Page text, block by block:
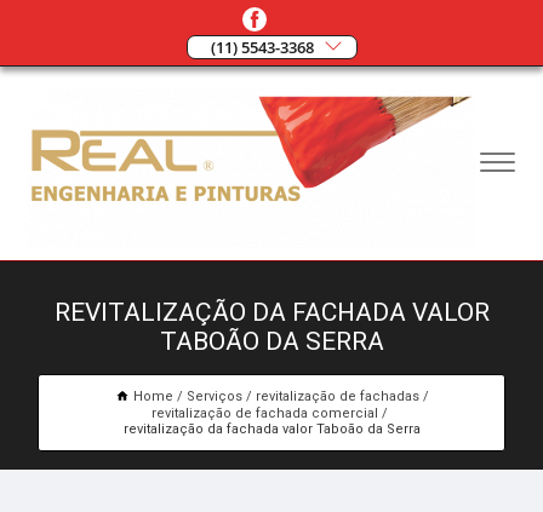
(11) 5543-3368
REVITALIZAÇÃO DA FACHADA VALOR
TABOÃO DA SERRA
Home Serviços
revitalização de fachadas
revitalização de fachada comercial
revitalização da fachada valor Taboão da Serra